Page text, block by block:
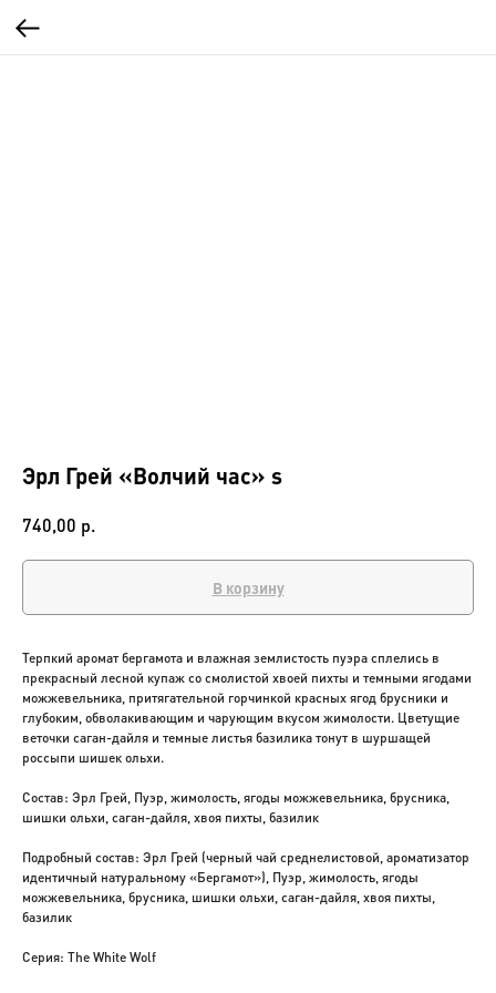
Эрл Грей «Волчий час» s
740,00 р.
В корзину
Терпкий аромат бергамота и влажная землистость пуэра сплелись в
прекрасный лесной купаж со смолистой хвоей пихты и темными ягодами
можжевельника, притягательной горчинкой красных ягод брусники и
глубоким, обволакивающим и чарующим вкусом жимолости. Цветущие
веточки саган-дайля и темные листья базилика тонут в шуршащей
россыпи шишек ольхи.
Состав: Эрл Грей, Пуэр, жимолость, ягоды можжевельника, брусника,
шишки ольхи, саган-дайля, хвоя пихты, базилик
Подробный состав: Эрл Грей (черный чай среднелистовой, ароматизатор
идентичный натуральному «Бергамот»), Пуэр, жимолость, ягоды
можжевельника, брусника, шишки ольхи, саган-дайля, хвоя пихты,
базилик
Серия: The White Wolf